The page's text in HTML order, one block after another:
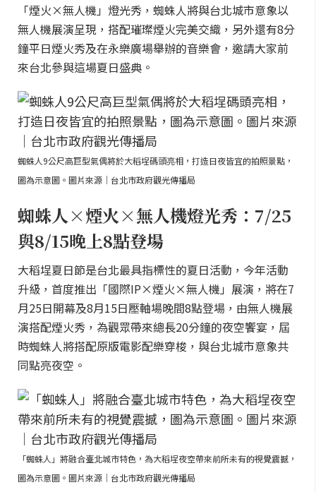
「煙火×無人機」燈光秀，蜘蛛人將與台北城市意象以
無人機展演呈現，搭配璀璨煙火完美交織，另外還有8分
鐘平日煙火秀及在永樂廣場舉辦的音樂會，邀請大家前
來台北參與這場夏日盛典。
蜘蛛人9公尺高巨型氣偶將於大稻埕碼頭亮相，打造日夜皆宜的拍照景點，
圖為示意圖。圖片來源｜台北市政府觀光傳播局
蜘蛛人×煙火×無人機燈光秀：7/25
與8/15晚上8點登場
大稻埕夏日節是台北最具指標性的夏日活動，今年活動
升級，首度推出「國際IP×煙火×無人機」展演，將在7
月25日開幕及8月15日壓軸場晚間8點登場，由無人機展
演搭配煙火秀，為觀眾帶來總長20分鐘的夜空饗宴，屆
時蜘蛛人將搭配原版電影配樂穿梭，與台北城市意象共
同點亮夜空。
「蜘蛛人」將融合臺北城市特色，為大稻埕夜空帶來前所未有的視覺震撼，
圖為示意圖。圖片來源｜台北市政府觀光傳播局